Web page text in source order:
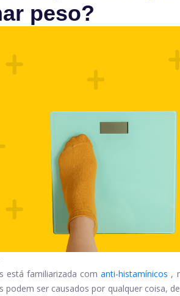
peso?
está familiarizada com anti-histamínicos ,
podem ser causados ​​por qualquer coisa,